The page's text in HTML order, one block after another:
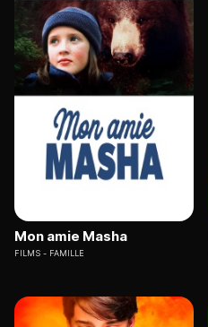
Mon amie Masha
FILMS FAMILLE